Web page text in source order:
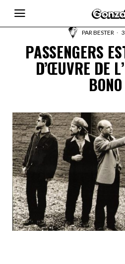
PARBESTER
PASSENGERS
D’ŒUVRE DE